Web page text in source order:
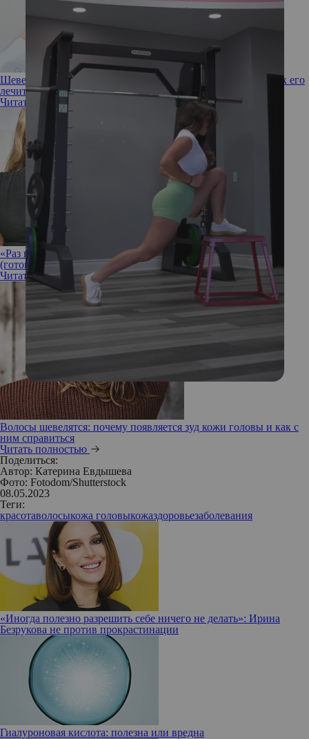
Шевелюра под угрозой: что такое грибок кожи головы и как его
лечить?
Читать полностью
«Раз в неделю идеально»: как часто звезды моют голову
(готовьтесь удивляться)
Читать полностью
Волосы шевелятся: почему появляется зуд кожи головы и как с
ним справиться
Читать полностью
Поделиться:
Автор: Катерина Евдышева
Фото: Fotodom/Shutterstock
08.05.2023
Теги:
красотаволосыкожа головыкожаздоровьезаболевания
«Иногда полезно разрешить себе ничего не делать»: Ирина
Безрукова не против прокрастинации
Гиалуроновая кислота: полезна или вредна